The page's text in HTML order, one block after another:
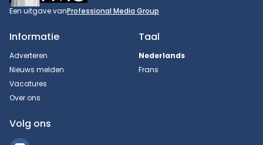
Een uitgave vanProfessional Media Group
Informatie
Adverteren
Nieuws melden
Vacatures
Over ons
Taal
Nederlands
Frans
Volg ons